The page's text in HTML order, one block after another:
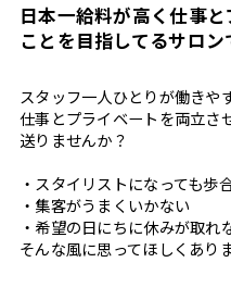
日本一給料が高く仕事
ことを目指してるサロン
スタッフ一人ひとりが働き
仕事とプライベートを両立
送りませんか？
・スタイリストになっても歩
・集客がうまくいかない
・希望の日にちに休みが取れ
そんな風に思ってほしくあり